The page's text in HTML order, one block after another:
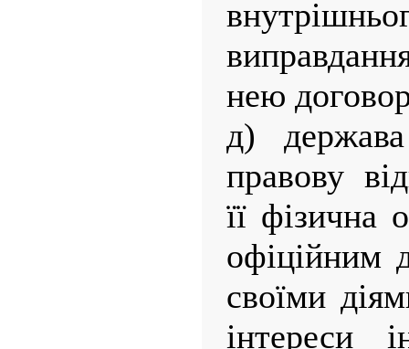
нею
д)
правову
її фізична
офіційним
своїми
інтереси